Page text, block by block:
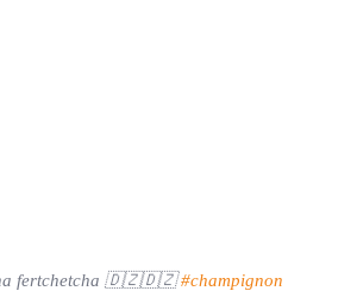
fertchetcha 🇩🇿🇩🇿#champignon